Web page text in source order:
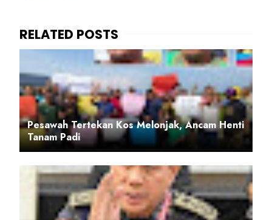
Pesawah Tertekan Kos Melonjak, Ancam Henti
Tanam Padi